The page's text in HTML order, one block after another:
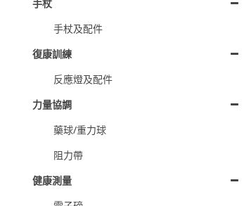
手杖
手杖及配件
復康訓練
反應燈及配件
力量協調
藥球/重力球
阻力帶
健康測量